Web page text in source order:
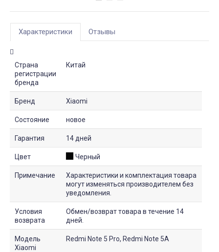
Характеристики Отзывы
Страна
регистрации
бренда
Китай
Бренд Xiaomi
Состояние новое
Гарантия 14 дней
Цвет Черный
Примечание
Характеристики и комплектация товара
могут изменяться производителем без
уведомления.
Условия
возврата
Обмен/возврат товара в течение 14
дней.
Модель
Xiaomi
Redmi Note 5 Pro, Redmi Note 5A